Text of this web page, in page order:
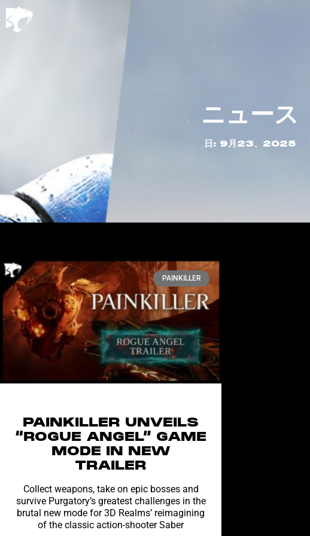
ニュース
日: 9月23、2025
PAINKILLER
PAINKILLER UNVEILS
“ROGUE ANGEL” GAME
MODE IN NEW
TRAILER
Collect weapons, take on epic bosses and
survive Purgatory’s greatest challenges in the
brutal new mode for 3D Realms’ reimagining
of the classic action-shooter Saber